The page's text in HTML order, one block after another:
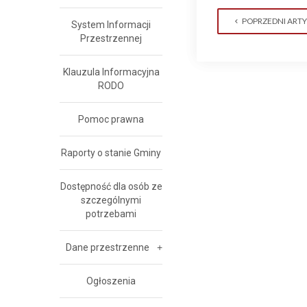
POPRZEDNI
System Informacji
Przestrzennej
Klauzula Informacyjna
RODO
Pomoc prawna
Raporty o stanie Gminy
Dostępność dla osób ze
szczególnymi
potrzebami
Dane przestrzenne
Ogłoszenia